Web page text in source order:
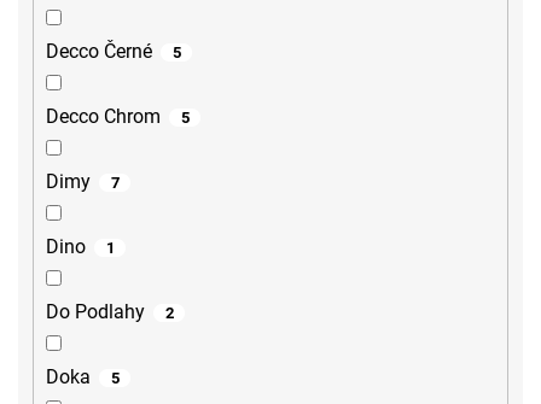
Decco Černé 5
Decco Chrom 5
Dimy 7
Dino 1
Do Podlahy 2
Doka 5